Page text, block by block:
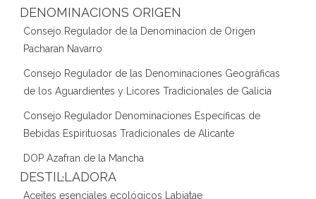
DENOMINACIONS ORIGEN
Consejo Regulador de la Denominacion de Origen
Pacharan Navarro
Consejo Regulador de las Denominaciones Geográficas
de los Aguardientes y Licores Tradicionales de Galicia
Consejo Regulador Denominaciones Específicas de
Bebidas Espirituosas Tradicionales de Alicante
DOP Azafran de la Mancha
DESTIL·LADORA
Aceites esenciales ecológicos Labiatae